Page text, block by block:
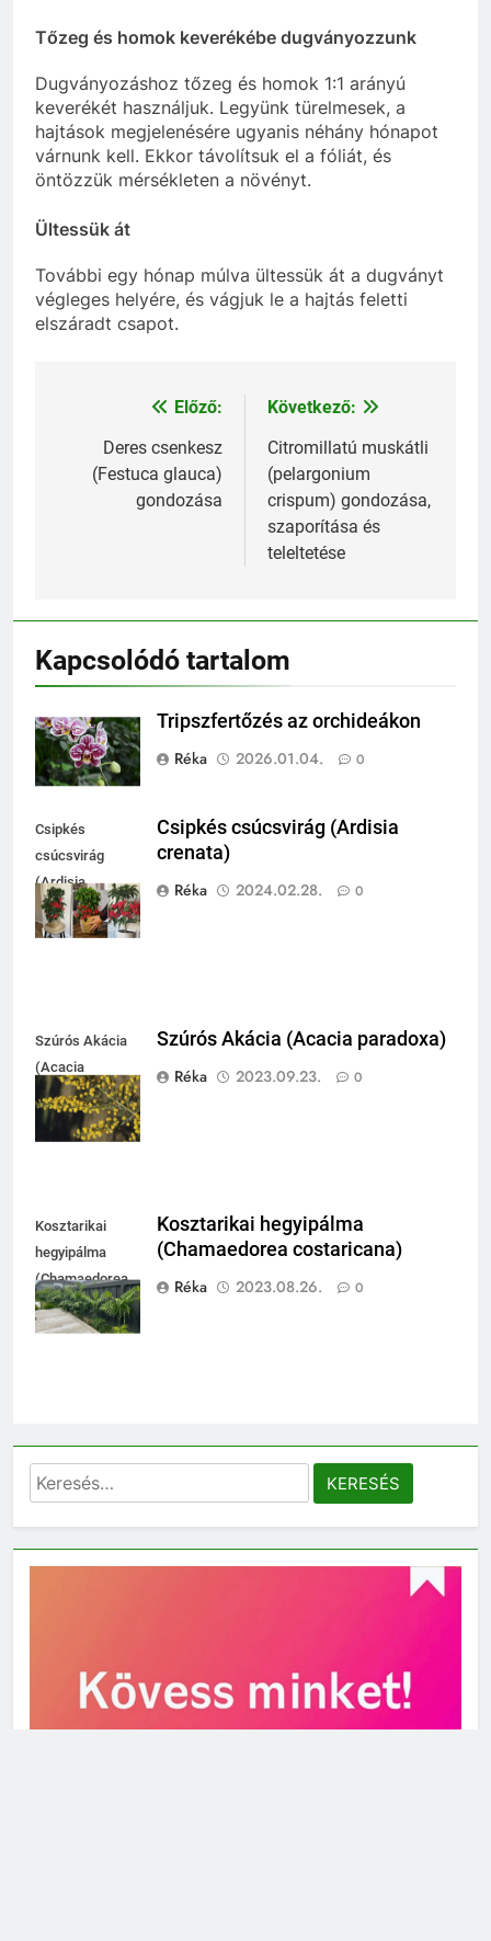
Tőzeg és homok keverékébe dugványozzunk
Dugványozáshoz tőzeg és homok 1:1 arányú
keverékét használjuk. Legyünk türelmesek, a
hajtások megjelenésére ugyanis néhány hónapot
várnunk kell. Ekkor távolítsuk el a fóliát, és
öntözzük mérsékleten a növényt.
Ültessük át
További egy hónap múlva ültessük át a dugványt
végleges helyére, és vágjuk le a hajtás feletti
elszáradt csapot.
Bejegyzés
navigáció
Előző:
Deres csenkesz
(Festuca glauca)
gondozása
Következő:
Citromillatú muskátli
(pelargonium
crispum) gondozása,
szaporítása és
teleltetése
Kapcsolódó tartalom
Tripszfertőzés az orchideákon
Réka
2026.01.04. 0
Csipkés
csúcsvirág
(Ardisia
crenata)
Csipkés csúcsvirág (Ardisia
crenata)
Réka
2024.02.28. 0
Szúrós Akácia
(Acacia
paradoxa)
Szúrós Akácia (Acacia paradoxa)
Réka
2023.09.23. 0
Kosztarikai
hegyipálma
(Chamaedorea
costaricana)
Kosztarikai hegyipálma
(Chamaedorea costaricana)
Réka
2023.08.26. 0
Keresés: